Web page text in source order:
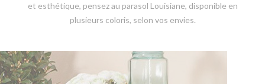
et esthétique, pensez au parasol Louisiane, disponible en
plusieurs coloris, selon vos envies.